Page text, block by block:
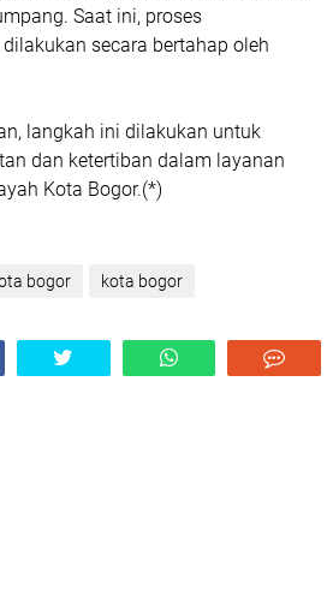
Saat ini, proses
secara bertahap oleh
langkah ini dilakukan untuk
dan ketertiban dalam layanan
Kota Bogor.(*)
bogor kota bogor